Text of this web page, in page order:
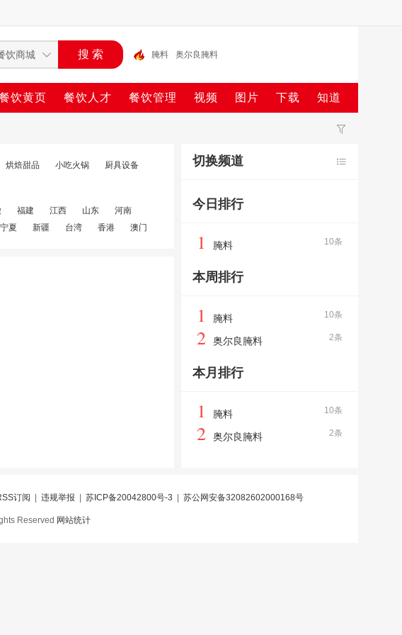
腌料 奥尔良腌料
饮黄页 餐饮人才 餐饮管理 视频 图片 下载 知道
烘焙甜品 小吃火锅
厨具设备
福建 江西 山东
河南
宁夏 新疆 台湾 香港 澳门
切换频道
今日排行
10条
1 腌料
本周排行
10条
1 腌料
2条
2 奥尔良腌料
本月排行
10条
1 腌料
2条
2 奥尔良腌料
订阅 违规举报 苏ICP备20042800号-3 苏公网安备32082602000168号
Reserved 网站统计